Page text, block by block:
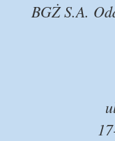
BGŻ S.A.
ul.
17-